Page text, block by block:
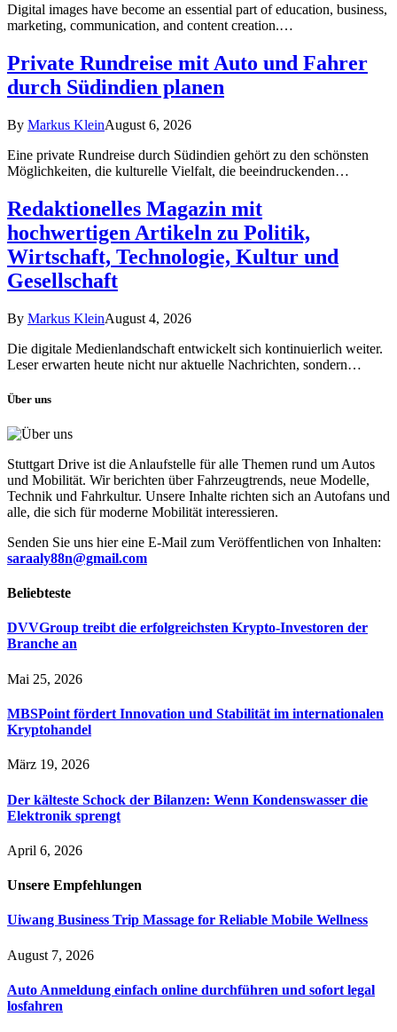
Digital images have become an essential part of education, business,
marketing, communication, and content creation.…
Private Rundreise mit Auto und Fahrer
durch Südindien planen
By Markus KleinAugust 6, 2026
Eine private Rundreise durch Südindien gehört zu den schönsten
Möglichkeiten, die kulturelle Vielfalt, die beeindruckenden…
Redaktionelles Magazin mit
hochwertigen Artikeln zu Politik,
Wirtschaft, Technologie, Kultur und
Gesellschaft
By Markus KleinAugust 4, 2026
Die digitale Medienlandschaft entwickelt sich kontinuierlich weiter.
Leser erwarten heute nicht nur aktuelle Nachrichten, sondern…
Über uns
Stuttgart Drive ist die Anlaufstelle für alle Themen rund um Autos
und Mobilität. Wir berichten über Fahrzeugtrends, neue Modelle,
Technik und Fahrkultur. Unsere Inhalte richten sich an Autofans und
alle, die sich für moderne Mobilität interessieren.
Senden Sie uns hier eine E-Mail zum Veröffentlichen von Inhalten:
saraaly88n@gmail.com
Beliebteste
DVVGroup treibt die erfolgreichsten Krypto-Investoren der
Branche an
Mai 25, 2026
MBSPoint fördert Innovation und Stabilität im internationalen
Kryptohandel
März 19, 2026
Der kälteste Schock der Bilanzen: Wenn Kondenswasser die
Elektronik sprengt
April 6, 2026
Unsere Empfehlungen
Uiwang Business Trip Massage for Reliable Mobile Wellness
August 7, 2026
Auto Anmeldung einfach online durchführen und sofort legal
losfahren